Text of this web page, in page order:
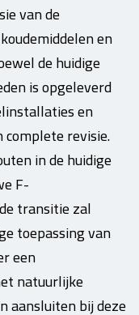
van de
en
de huidige
is opgeleverd
en
revisie.
in de huidige
F-
transitie zal
toepassing van
een
natuurlijke
aansluiten bij deze